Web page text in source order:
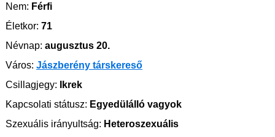
Nem: Férfi
Életkor: 71
Névnap: augusztus 20.
Város: Jászberény társkereső
Csillagjegy: Ikrek
Kapcsolati státusz: Egyedülálló vagyok
Szexuális irányultság: Heteroszexuális